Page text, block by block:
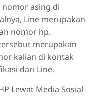
asing di
Line merupakan
nomor hp.
merupakan
kalian di kontak
dari Line.
Lewat Media Sosial